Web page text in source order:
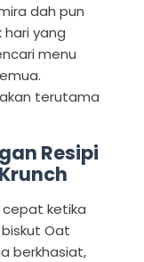
dah pun
hari yang
menu
terutama
Resipi
cepat ketika
Oat
berkhasiat,